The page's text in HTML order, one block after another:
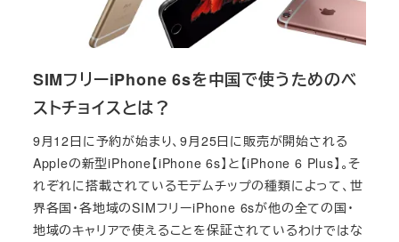
SIMフリーiPhone 6sを中国で使うためのベ
ストチョイスとは？
9月12日に予約が始まり、9月25日に販売が開始される
Appleの新型iPhone【iPhone 6s】と【iPhone 6 Plus】。そ
れぞれに搭載されているモデムチップの種類によって、世
界各国・各地域のSIMフリーiPhone 6sが他の全ての国・
地域のキャリアで使えることを保証されているわけではな